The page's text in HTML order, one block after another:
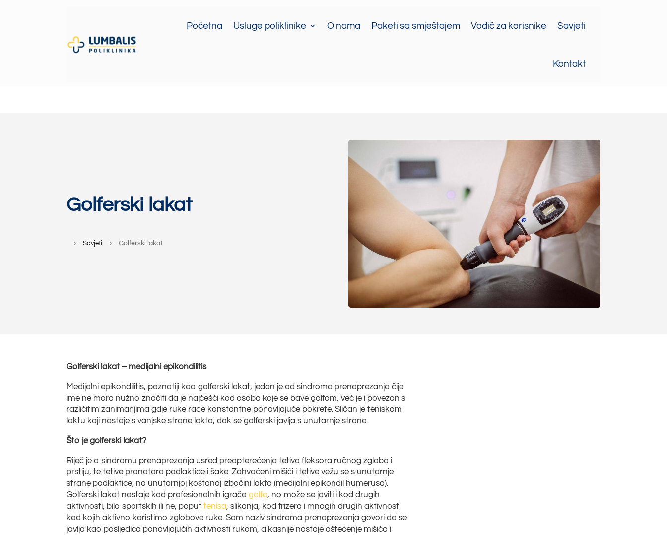
Početna Usluge poliklinike O nama Paketi sa smještajem Vodič za korisnike Savjeti
Kontakt
Golferski lakat
5 Savjeti 5 Golferski lakat
Golferski lakat – medijalni epikondilitis
Medijalni epikondilitis, poznatiji kao golferski lakat, jedan je od sindroma prenaprezanja čije
ime ne mora nužno značiti da je najčešći kod osoba koje se bave golfom, već je i povezan s
različitim zanimanjima gdje ruke rade konstantne ponavljajuće pokrete. Sličan je teniskom
laktu koji nastaje s vanjske strane lakta, dok se golferski javlja s unutarnje strane.
Što je golferski lakat?
Riječ je o sindromu prenaprezanja usred preopterećenja tetiva fleksora ručnog zgloba i
prstiju, te tetive pronatora podlaktice i šake. Zahvaćeni mišići i tetive vežu se s unutarnje
strane podlaktice, na unutarnjoj koštanoj izbočini lakta (medijalni epikondil humerusa).
Golferski lakat nastaje kod profesionalnih igračagolfa, no može se javiti i kod drugih
aktivnosti, bilo sportskih ili ne, poputtenisa, slikanja, kod frizera i mnogih drugih aktivnosti
kod kojih aktivno koristimo zglobove ruke. Sam naziv sindroma prenaprezanja govori da se
javlja kao posljedica ponavljajućih aktivnosti rukom, a kasnije nastaje oštećenje mišića i